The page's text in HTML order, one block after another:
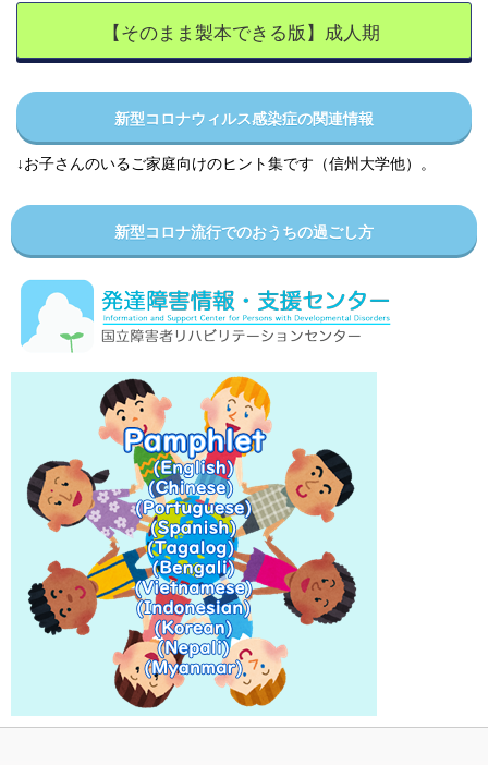
【そのまま製本できる版】成人期
新型コロナウィルス感染症の関連情報
↓お子さんのいるご家庭向けのヒント集です（信州大学他）。
新型コロナ流行でのおうちの過ごし方